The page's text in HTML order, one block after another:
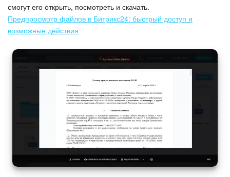
смогут его открыть, посмотреть и скачать.
Предпросмотр файлов в Битрикс24: быстрый доступ и
возможные действия